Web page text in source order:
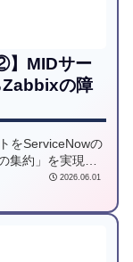
】MIDサー
の障
をServiceNowの
集約」を実現し
の通知だけでな
期が求められま
説していきま
2026.06.01